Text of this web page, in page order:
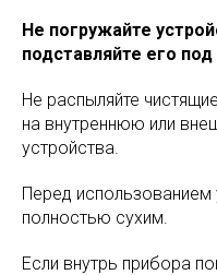
Не погружайте
подставляйте его
Не распыляйте
на внутреннюю или
устройства.
Перед
полностью сухим.
Если внутрь прибора